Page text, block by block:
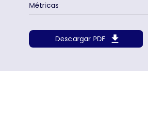
Descargar PDF
Métricas